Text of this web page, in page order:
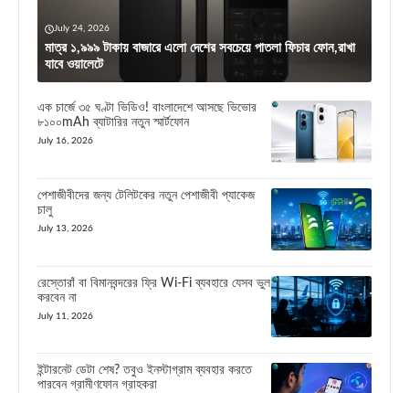
July 24, 2026
মাত্র ১,৯৯৯ টাকায় বাজারে এলো দেশের সবচেয়ে পাতলা ফিচার ফোন,রাখা
যাবে ওয়ালেটে
এক চার্জে ৩৫ ঘণ্টা ভিডিও! বাংলাদেশে আসছে ভিভোর
৮১০০mAh ব্যাটারির নতুন স্মার্টফোন
July 16, 2026
পেশাজীবীদের জন্য টেলিটকের নতুন পেশাজীবী প্যাকেজ
চালু
July 13, 2026
রেস্তোরাঁ বা বিমানবন্দরের ফ্রি Wi-Fi ব্যবহারে যেসব ভুল
করবেন না
July 11, 2026
ইন্টারনেট ডেটা শেষ? তবুও ইনস্টাগ্রাম ব্যবহার করতে
পারবেন গ্রামীণফোন গ্রাহকরা